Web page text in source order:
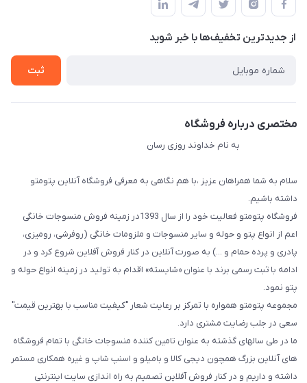
لیست محصولات
درباره ما
حریم خصوصی
راهنما
از جدید‌ترین تخفیف‌ها با‌ خبر شوید
ثبت
مختصری درباره فروشگاه
به نام خداوند روزی رسان
سلام به شما همراهان عزیز ،با هم نگاهی به معرفی فروشگاه آنلاین پتومتو
داشته باشیم.
فروشگاه پتومتو فعالیت خود را از سال 1393در زمینه فروش منسوجات خانگی
اعم از انواع پتو و حوله و سایر منسوجات و ملزومات خانگی (روفرشی، رومیزی،
پادری و پرده حمام و ...) به صورت آنلاین در کنار فروش آفلاین شروع کرد و در
ادامه با ثبت رسمی برند با عنوان «شایسته» اقدام به تولید در زمینه انواع حوله و
پتو نمود.
مجموعه پتومتو همواره با تمرکز بر رعایت شعار "کیفیت مناسب با بهترین قیمت"
سعی در جلب رضایت مشتری دارد.
ما در طی سالهای گذشته به عنوان تامین کننده منسوجات خانگی با تمام فروشگاه
های آنلاین بزرگ همچون دیجی کالا و بامیلو و اسنپ شاپ و غیره همکاری مستمر
داشته و داریم و در کنار فروش آفلاین تصمیم به راه اندازی سایت اینترنتی